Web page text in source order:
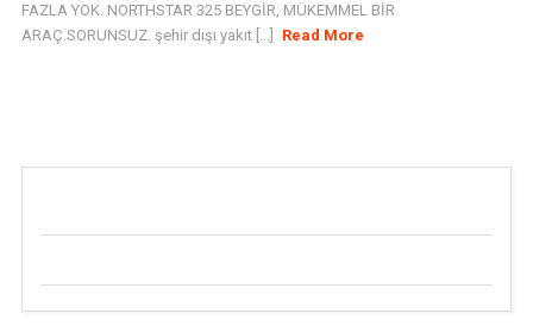
FAZLA YOK. NORTHSTAR 325 BEYGİR, MÜKEMMEL BİR
ARAÇ.SORUNSUZ. şehir dışı yakıt [...]
Read More